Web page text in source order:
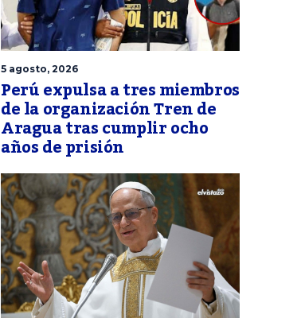
5 agosto, 2026
Perú expulsa a tres miembros
de la organización Tren de
Aragua tras cumplir ocho
años de prisión